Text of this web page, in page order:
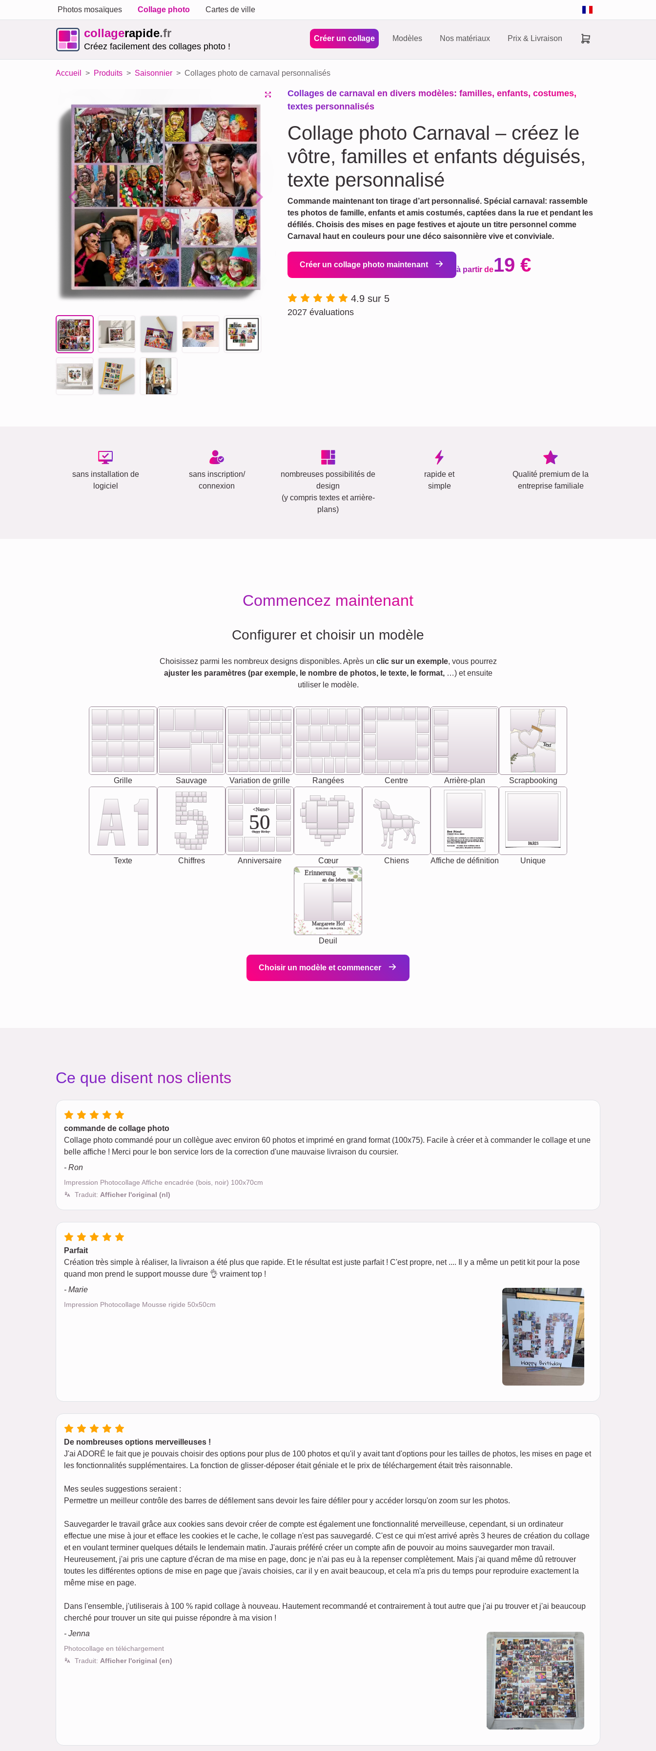
Photos mosaïques Collage photo Cartes de ville
collagerapide.fr
Créez facilement des collages photo !
Créer un collage Modèles Nos matériaux Prix & Livraison
Accueil Produits Saisonnier Collages photo de carnaval personnalisés
Previous Next
Collages de carnaval en divers modèles: familles, enfants, costumes,
textes personnalisés
Collage photo Carnaval – créez le
vôtre, familles et enfants déguisés,
texte personnalisé
Commande maintenant ton tirage d’art personnalisé. Spécial carnaval: rassemble
tes photos de famille, enfants et amis costumés, captées dans la rue et pendant les
défilés. Choisis des mises en page festives et ajoute un titre personnel comme
Carnaval haut en couleurs pour une déco saisonnière vive et conviviale.
Créer un collage photo maintenant
à partir de19 €
4.9 sur 5
2027 évaluations
sans installation de
logiciel
sans inscription/
connexion
nombreuses possibilités de
design
(y compris textes et arrière-
plans)
rapide et
simple
Qualité premium de la
entreprise familiale
Commencez maintenant
Configurer et choisir un modèle
Choisissez parmi les nombreux designs disponibles. Après un clic sur un exemple, vous pourrez
ajuster les paramètres (par exemple, le nombre de photos, le texte, le format,…) et ensuite
utiliser le modèle.
Grille Sauvage Variation de grille Rangées Centre Arrière-plan
Text
Scrapbooking
Texte Chiffres
<Name>
50
-Happy Birday-
Anniversaire Cœur Chiens
Best Friend
[<NAME>] Noun, feminie
Synonyms: Soulmate, closet confidante, sister at
heart person, life partner in adventure.
The person who understands you without explanation
you accepts just as you are. She's your partner in life's,
chaos your biggest supporter, and the one with whom
you share your best memories.
Affiche de définition
PARIS
Unique
Erinnerung
an das leben uan
Margarete Hof
02.05.1940 - 08.04.2021
Deuil
Choisir un modèle et commencer
Ce que disent nos clients
commande de collage photo
Collage photo commandé pour un collègue avec environ 60 photos et imprimé en grand format (100x75). Facile à créer et à commander le collage et une
belle affiche ! Merci pour le bon service lors de la correction d'une mauvaise livraison du coursier.
- Ron
Impression Photocollage Affiche encadrée (bois, noir) 100x70cm
Traduit: Afficher l'original (nl)
Parfait
Création très simple à réaliser, la livraison a été plus que rapide. Et le résultat est juste parfait ! C'est propre, net .... Il y a même un petit kit pour la pose
quand mon prend le support mousse dure 👌 vraiment top !
- Marie
Impression Photocollage Mousse rigide 50x50cm
De nombreuses options merveilleuses !
J'ai ADORÉ le fait que je pouvais choisir des options pour plus de 100 photos et qu'il y avait tant d'options pour les tailles de photos, les mises en page et
les fonctionnalités supplémentaires. La fonction de glisser-déposer était géniale et le prix de téléchargement était très raisonnable.
Mes seules suggestions seraient :
Permettre un meilleur contrôle des barres de défilement sans devoir les faire défiler pour y accéder lorsqu'on zoom sur les photos.
Sauvegarder le travail grâce aux cookies sans devoir créer de compte est également une fonctionnalité merveilleuse, cependant, si un ordinateur
effectue une mise à jour et efface les cookies et le cache, le collage n'est pas sauvegardé. C'est ce qui m'est arrivé après 3 heures de création du collage
et en voulant terminer quelques détails le lendemain matin. J'aurais préféré créer un compte afin de pouvoir au moins sauvegarder mon travail.
Heureusement, j'ai pris une capture d'écran de ma mise en page, donc je n'ai pas eu à la repenser complètement. Mais j'ai quand même dû retrouver
toutes les différentes options de mise en page que j'avais choisies, car il y en avait beaucoup, et cela m'a pris du temps pour reproduire exactement la
même mise en page.
Dans l'ensemble, j'utiliserais à 100 % rapid collage à nouveau. Hautement recommandé et contrairement à tout autre que j'ai pu trouver et j'ai beaucoup
cherché pour trouver un site qui puisse répondre à ma vision !
- Jenna
Photocollage en téléchargement
Traduit: Afficher l'original (en)